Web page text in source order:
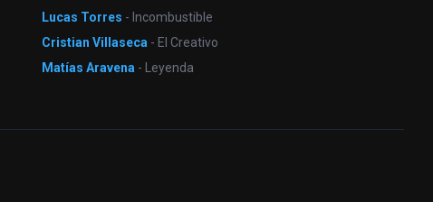
Lucas Torres - Incombustible
Cristian Villaseca - El Creativo
Matías Aravena - Leyenda